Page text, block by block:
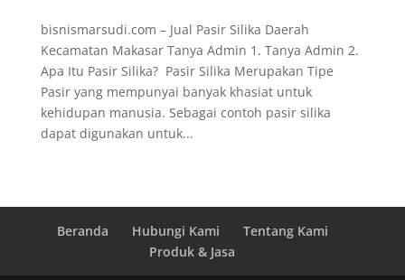
bisnismarsudi.com – Jual Pasir Silika Daerah
Kecamatan Makasar Tanya Admin 1. Tanya Admin 2.
Apa Itu Pasir Silika? Pasir Silika Merupakan Tipe
Pasir yang mempunyai banyak khasiat untuk
kehidupan manusia. Sebagai contoh pasir silika
dapat digunakan untuk...
Beranda Hubungi Kami
Tentang Kami
Produk & Jasa